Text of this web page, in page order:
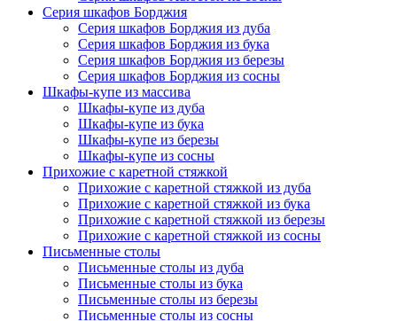
Серия шкафов Борджия
Серия шкафов Борджия из дуба
Серия шкафов Борджия из бука
Серия шкафов Борджия из березы
Серия шкафов Борджия из сосны
Шкафы-купе из массива
Шкафы-купе из дуба
Шкафы-купе из бука
Шкафы-купе из березы
Шкафы-купе из сосны
Прихожие с каретной стяжкой
Прихожие с каретной стяжкой из дуба
Прихожие с каретной стяжкой из бука
Прихожие с каретной стяжкой из березы
Прихожие с каретной стяжкой из сосны
Письменные столы
Письменные столы из дуба
Письменные столы из бука
Письменные столы из березы
Письменные столы из сосны